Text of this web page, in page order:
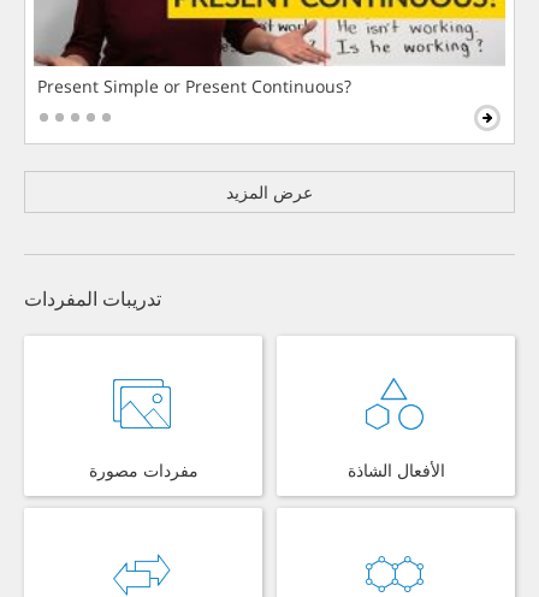
Present Simple or Present Continuous?
عرض المزيد
تدريبات المفردات
مفردات مصورة الأفعال الشاذة